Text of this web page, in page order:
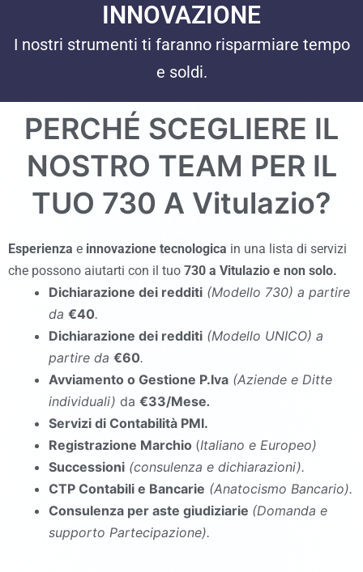
INNOVAZIONE
I nostri strumenti ti faranno risparmiare tempo
e soldi.
PERCHÉ SCEGLIERE IL
NOSTRO TEAM PER IL
TUO 730 A Vitulazio?
Esperienza e innovazione tecnologica in una lista di servizi
che possono aiutarti con il tuo 730 a Vitulazio e non solo.
Dichiarazione dei redditi (Modello 730) a partire
da €40.
Dichiarazione dei redditi (Modello UNICO) a
partire da €60.
Avviamento o Gestione P.Iva (Aziende e Ditte
individuali) da €33/Mese.
Servizi di Contabilità PMI.
Registrazione Marchio (Italiano e Europeo)
Successioni (consulenza e dichiarazioni).
CTP Contabili e Bancarie (Anatocismo Bancario).
Consulenza per aste giudiziarie (Domanda e
supporto Partecipazione).